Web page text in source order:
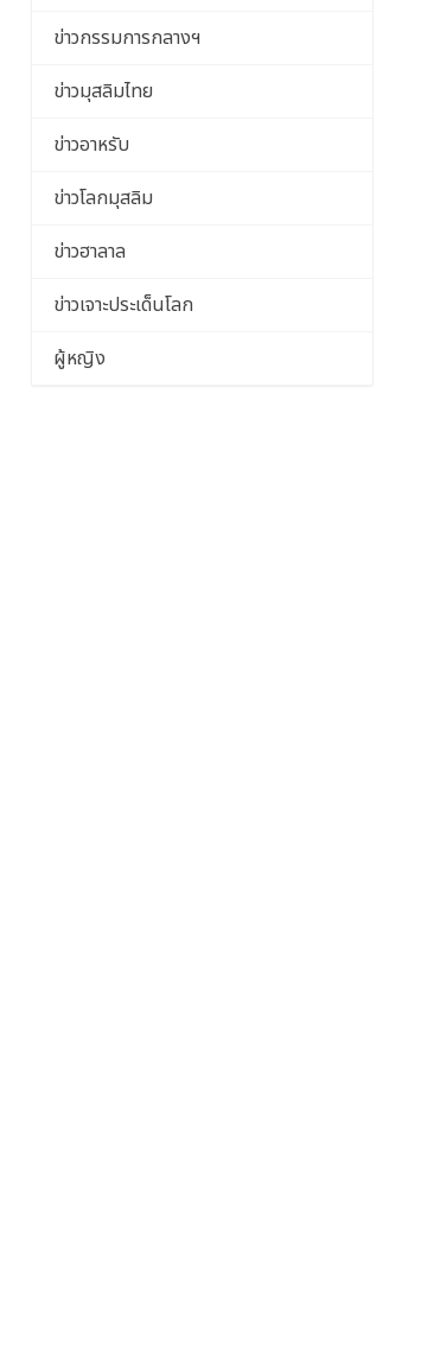
ข่าวกรรมการกลางฯ
ข่าวมุสลิมไทย
ข่าวอาหรับ
ข่าวโลกมุสลิม
ข่าวฮาลาล
ข่าวเจาะประเด็นโลก
ผู้หญิง